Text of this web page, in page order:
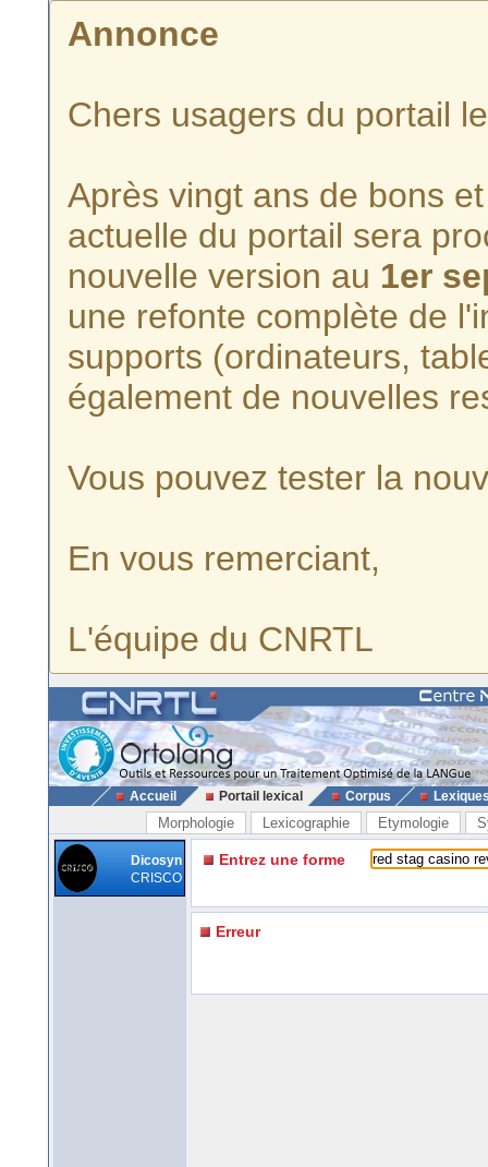
Annonce
Chers usagers du portail
Après vingt ans de bons
actuelle du portail sera
nouvelle version au 1er
une refonte complète de
supports (ordinateurs,
également de nouvelles
Vous pouvez tester la
En vous remerciant,
L'équipe du CNRTL
Accueil Portail lexical Corpus
Morphologie Lexicographie Etymologie
Dicosyn
CRISCO
Entrez une forme
Erreur